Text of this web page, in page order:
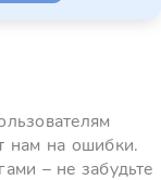
нам на ошибки.
– не забудьте